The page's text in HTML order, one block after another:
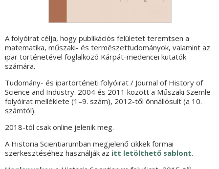
A folyóirat célja, hogy publikációs felületet teremtsen a
matematika, műszaki- és természettudományok, valamint az
ipar történetével foglalkozó Kárpát-medencei kutatók
számára.
Tudomány- és ipartörténeti folyóirat / Journal of History of
Science and Industry. 2004 és 2011 között a Műszaki Szemle
folyóirat melléklete (1–9. szám), 2012-től önnállósult (a 10.
számtól).
2018-tól csak online jelenik meg.
A Historia Scientiarumban megjelenő cikkek formai
szerkesztéséhez használják az itt letölthető sablont.